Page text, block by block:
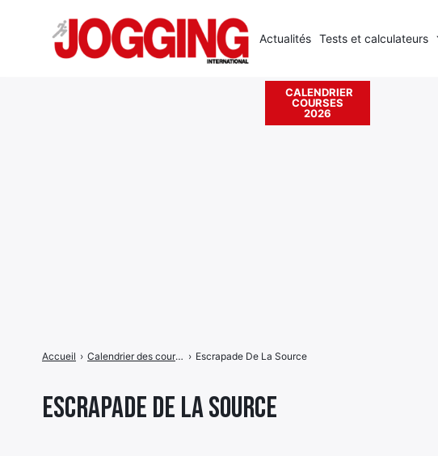
Escrapade De La Source
Accueil › Calendrier des courses › Escrapade De La Source
Actualités Tests et calculateurs
CALENDRIER
COURSES
2026
Rechercher